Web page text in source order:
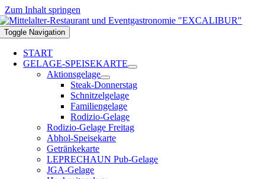
Zum Inhalt springen
Toggle Navigation
START
GELAGE-SPEISEKARTE
Aktionsgelage
Steak-Donnerstag
Schnitzelgelage
Familiengelage
Rodizio-Gelage
Rodizio-Gelage Freitag
Abhol-Speisekarte
Getränkekarte
LEPRECHAUN Pub-Gelage
JGA-Gelage